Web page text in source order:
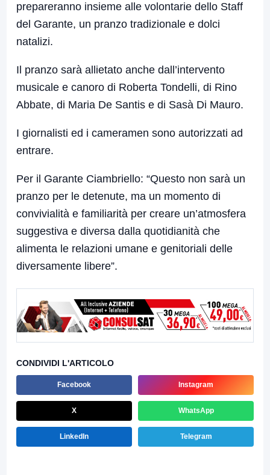
prepareranno insieme alle volontarie dello Staff
del Garante, un pranzo tradizionale e dolci
natalizi.
Il pranzo sarà allietato anche dall’intervento
musicale e canoro di Roberta Tondelli, di Rino
Abbate, di Maria De Santis e di Sasà Di Mauro.
I giornalisti ed i cameramen sono autorizzati ad
entrare.
Per il Garante Ciambriello: “Questo non sarà un
pranzo per le detenute, ma un momento di
convivialità e familiarità per creare un’atmosfera
suggestiva e diversa dalla quotidianità che
alimenta le relazioni umane e genitoriali delle
diversamente libere”.
CONDIVIDI L'ARTICOLO
Facebook Instagram
X WhatsApp
LinkedIn Telegram